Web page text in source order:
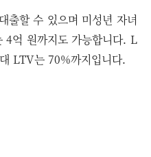
출할 수 있으며 미성년 자녀
4억 원까지도 가능합니다. L
LTV는 70%까지입니다.